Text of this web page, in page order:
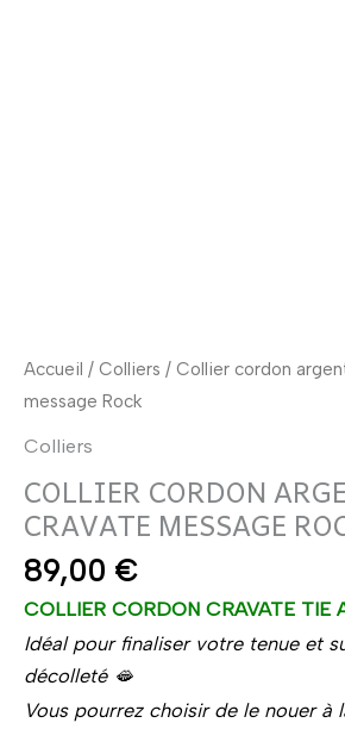
Accueil / Colliers / Collier cordon
message Rock
Colliers
COLLIER CORDON
CRAVATE MESSAGE
89,00 €
COLLIER CORDON CRAVATE TIE
Idéal pour finaliser votre tenue et
décolleté 🫦
Vous pourrez choisir de le nouer à